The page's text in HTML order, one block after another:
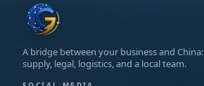
A bridge between your business and China:
supply, legal, logistics, and a local team.